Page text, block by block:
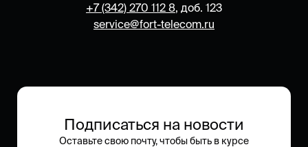
+7 (342) 270 112 8, доб. 123
service@fort-telecom.ru
Подписаться на новости
Оставьте свою почту, чтобы быть в курсе